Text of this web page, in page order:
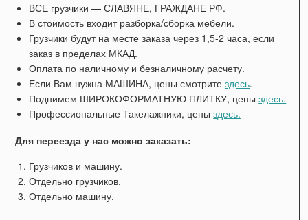
ВСЕ грузчики — СЛАВЯНЕ, ГРАЖДАНЕ РФ.
В стоимость входит разборка/сборка мебели.
Грузчики будут на месте заказа через 1,5-2 часа, если
заказ в пределах МКАД.
Оплата по наличному и безналичному расчету.
Если Вам нужна МАШИНА, цены смотритездесь.
Поднимем ШИРОКОФОРМАТНУЮ ПЛИТКУ, ценыздесь.
Профессиональные Такелажники, ценыздесь.
Для переезда у нас можно заказать:
Грузчиков и машину.
Отдельно грузчиков.
Отдельно машину.